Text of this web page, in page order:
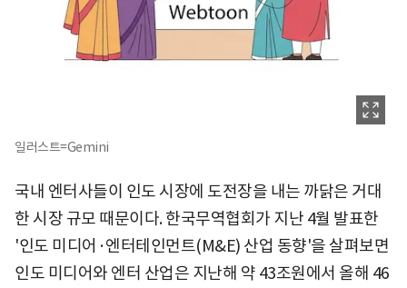
일러스트=Gemini
국내 엔터사들이 인도 시장에 도전장을 내는 까닭은 거대
한 시장 규모 때문이다. 한국무역협회가 지난 4월 발표한
'인도 미디어·엔터테인먼트(M&E) 산업 동향'을 살펴보면
인도 미디어와 엔터 산업은 지난해 약 43조원에서 올해 46